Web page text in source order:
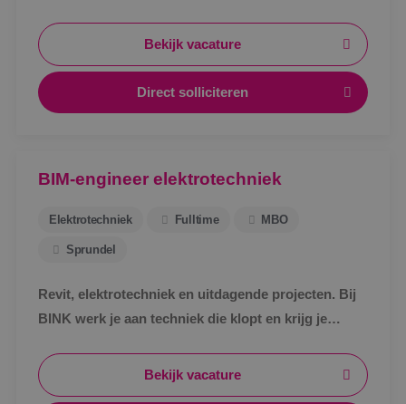
probleem. Bij BINK ga je het ontdekken in de
praktijk.
Bekijk vacature
Direct solliciteren
BIM-engineer elektrotechniek
Elektrotechniek Fulltime MBO
Sprundel
Revit, elektrotechniek en uitdagende projecten. Bij
BINK werk je aan techniek die klopt en krijg je
Bekijk vacature